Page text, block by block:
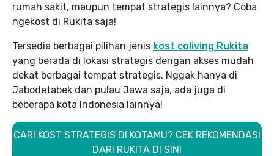
rumah sakit, maupun tempat strategis lainnya? Coba
ngekost di Rukita saja!
Tersedia berbagai pilihan jenis kost coliving Rukita
yang berada di lokasi strategis dengan akses mudah
dekat berbagai tempat strategis. Nggak hanya di
Jabodetabek dan pulau Jawa saja, ada juga di
beberapa kota Indonesia lainnya!
CARI KOST STRATEGIS DI KOTAMU? CEK REKOMENDASI
DARI RUKITA DI SINI